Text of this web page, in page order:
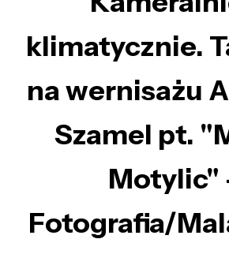
klimatycznie.
na wernisażu
Szamel pt.
Motylic"
Fotografia/